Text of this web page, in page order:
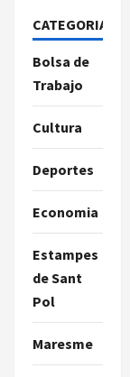
CATEGORIAS
Bolsa de
Trabajo
Cultura
Deportes
Economia
Estampes
de Sant
Pol
Maresme